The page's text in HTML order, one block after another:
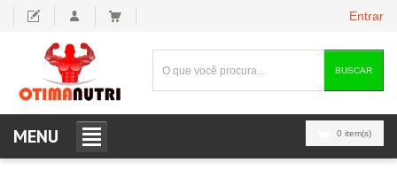
Entrar
BUSCAR
0 item(s)
MENU